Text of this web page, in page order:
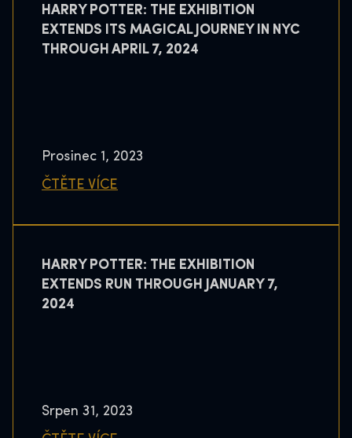
HARRY POTTER: THE EXHIBITION
EXTENDS ITS MAGICAL JOURNEY IN NYC
THROUGH APRIL 7, 2024
Prosinec 1, 2023
ČTĚTE VÍCE
HARRY POTTER: THE EXHIBITION
EXTENDS RUN THROUGH JANUARY 7,
2024
Srpen 31, 2023